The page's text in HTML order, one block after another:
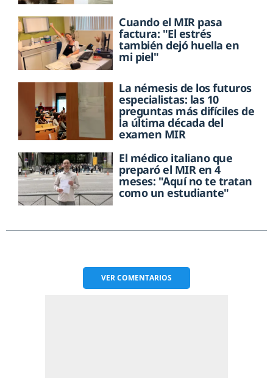
Cuando el MIR pasa
factura: "El estrés
también dejó huella en
mi piel"
La némesis de los futuros
especialistas: las 10
preguntas más difíciles de
la última década del
examen MIR
El médico italiano que
preparó el MIR en 4
meses: "Aquí no te tratan
como un estudiante"
VERCOMENTARIOS